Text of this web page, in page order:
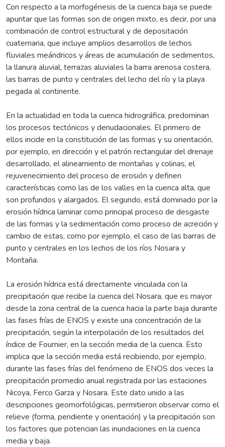
Con respecto a la morfogénesis de la cuenca baja se puede
apuntar que las formas son de origen mixto, es decir, por una
combinación de control estructural y de depositación
cuaternaria, que incluye amplios desarrollos de lechos
fluviales meándricos y áreas de acumulación de sedimentos,
la llanura aluvial, terrazas aluviales la barra arenosa costera,
las barras de punto y centrales del lecho del río y la playa
pegada al continente.
En la actualidad en toda la cuenca hidrográfica, predominan
los procesos tectónicos y denudacionales. El primero de
ellos incide en la constitución de las formas y su orientación,
por ejemplo, en dirección y el patrón rectangular del drenaje
desarrollado, el alineamiento de montañas y colinas, el
rejuvenecimiento del proceso de erosión y definen
características como las de los valles en la cuenca alta, que
son profundos y alargados. El segundo, está dominado por la
erosión hídrica laminar como principal proceso de desgaste
de las formas y la sedimentación como proceso de acreción y
cambio de estas, como por ejemplo, el caso de las barras de
punto y centrales en los lechos de los ríos Nosara y
Montaña.
La erosión hídrica está directamente vinculada con la
precipitación que recibe la cuenca del Nosara, que es mayor
desde la zona central de la cuenca hacia la parte baja durante
las fases frías de ENOS y existe una concentración de la
precipitación, según la interpolación de los resultados del
índice de Fournier, en la sección media de la cuenca. Esto
implica que la sección media está recibiendo, por ejemplo,
durante las fases frías del fenómeno de ENOS dos veces la
precipitación promedio anual registrada por las estaciones
Nicoya, Ferco Garza y Nosara. Este dato unido a las
descripciones geomorfológicas, permitieron observar como el
relieve (forma, pendiente y orientación) y la precipitación son
los factores que potencian las inundaciones en la cuenca
media y baja.